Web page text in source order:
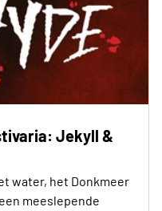
Jekyll &
water, het Donkmeer
meeslepende